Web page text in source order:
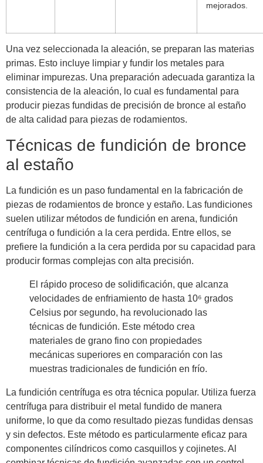
mejorados.
Una vez seleccionada la aleación, se preparan las materias
primas. Esto incluye limpiar y fundir los metales para
eliminar impurezas. Una preparación adecuada garantiza la
consistencia de la aleación, lo cual es fundamental para
producir piezas fundidas de precisión de bronce al estaño
de alta calidad para piezas de rodamientos.
Técnicas de fundición de bronce
al estaño
La fundición es un paso fundamental en la fabricación de
piezas de rodamientos de bronce y estaño. Las fundiciones
suelen utilizar métodos de fundición en arena, fundición
centrífuga o fundición a la cera perdida. Entre ellos, se
prefiere la fundición a la cera perdida por su capacidad para
producir formas complejas con alta precisión.
El rápido proceso de solidificación, que alcanza
velocidades de enfriamiento de hasta 10⁶ grados
Celsius por segundo, ha revolucionado las
técnicas de fundición. Este método crea
materiales de grano fino con propiedades
mecánicas superiores en comparación con las
muestras tradicionales de fundición en frío.
La fundición centrífuga es otra técnica popular. Utiliza fuerza
centrífuga para distribuir el metal fundido de manera
uniforme, lo que da como resultado piezas fundidas densas
y sin defectos. Este método es particularmente eficaz para
componentes cilíndricos como casquillos y cojinetes. Al